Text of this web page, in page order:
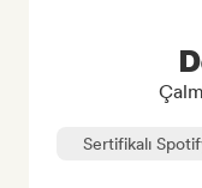
Sertifikalı